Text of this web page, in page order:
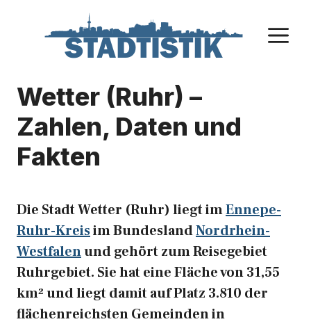
Wetter (Ruhr) –
Zahlen, Daten und
Fakten
Die Stadt Wetter (Ruhr) liegt imEnnepe-
Ruhr-Kreisim BundeslandNordrhein-
Westfalenund gehört zum Reisegebiet
Ruhrgebiet. Sie hat eine Fläche von 31,55
km² und liegt damit auf Platz 3.810 der
flächenreichsten Gemeinden in